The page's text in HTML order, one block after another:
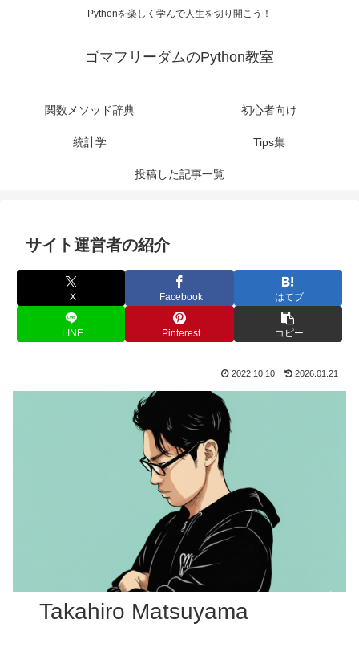
Pythonを楽しく学んで人生を切り開こう！
ゴマフリーダムのPython教室
関数メソッド辞典 初心者向け
統計学 Tips集
投稿した記事一覧
サイト運営者の紹介
X Facebook はてブ
LINE Pinterest コピー
2022.10.10 2026.01.21
Takahiro Matsuyama